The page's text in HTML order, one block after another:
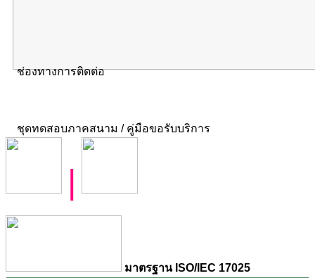
ช่องทางการติดต่อ
ชุดทดสอบภาคสนาม / คู่มือขอรับบริการ
มาตรฐาน ISO/IEC 17025